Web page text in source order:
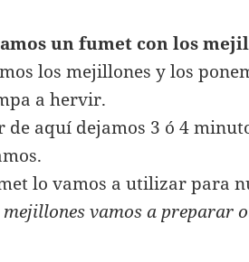
un fumet con los
los mejillones y los
a hervir.
de aquí dejamos 3 ó 4
lo vamos a utilizar para
mejillones vamos a preparar